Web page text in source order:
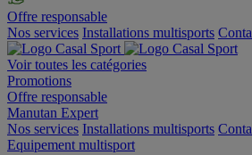
Offre responsable
Nos services Installations multisports
Voir toutes les catégories
Promotions
Offre responsable
Manutan Expert
Nos services Installations multisports
Equipement multisport